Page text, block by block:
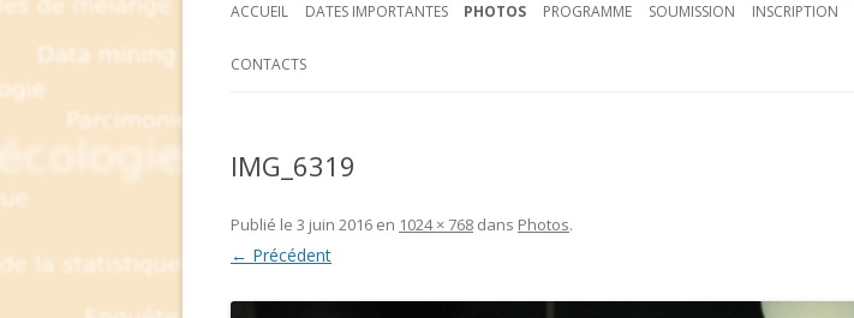
ACCUEIL DATES IMPORTANTES PHOTOS PROGRAMME SOUMISSION INSCRIPTION
CONTACTS
IMG_6319
Publié le 3 juin 2016 en 1024 × 768 dans Photos.
← Précédent